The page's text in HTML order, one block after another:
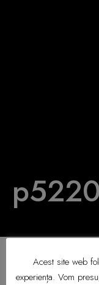
Acest site web
experiența. Vom